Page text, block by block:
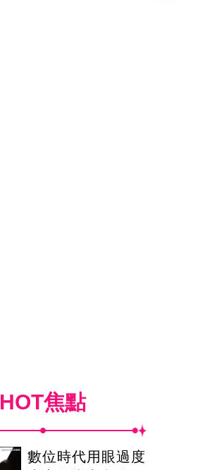
HOT焦點
數位時代用眼過度